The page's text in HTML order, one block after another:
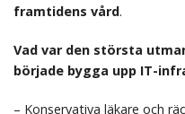
framtidens vård.
Vad var den största
började bygga upp IT-
– Konservativa läkare och